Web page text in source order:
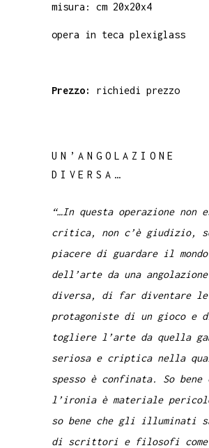
misura: cm 20x20x4
opera in teca plexiglass
Prezzo: richiedi prezzo
UN’ANGOLAZIONE
DIVERSA…
“…In questa operazione non
critica, non c’è giudizio,
piacere di guardare il mondo
dell’arte da una angolazione
diversa, di far diventare le
protagoniste di un gioco e
togliere l’arte da quella
seriosa e criptica nella
spesso è confinata. So bene
l’ironia è materiale
so bene che gli illuminati
di scrittori e filosofi come